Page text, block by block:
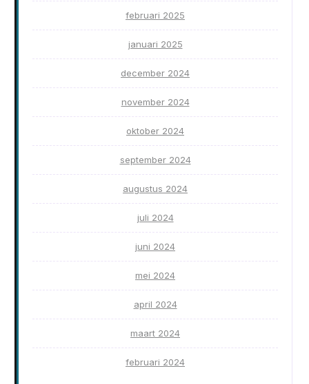
februari 2025
januari 2025
december 2024
november 2024
oktober 2024
september 2024
augustus 2024
juli 2024
juni 2024
mei 2024
april 2024
maart 2024
februari 2024